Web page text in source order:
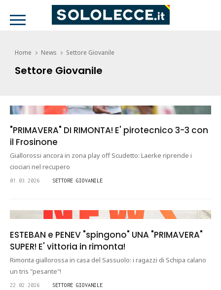
Home News Settore Giovanile
Settore Giovanile
"PRIMAVERA" DI RIMONTA! E' pirotecnico 3-3 con
il Frosinone
Giallorossi ancora in zona play off Scudetto: Laerke riprende i
ciociari nel recupero
01.03.2026 SETTORE GIOVANILE
ESTEBAN e PENEV "spingono" UNA "PRIMAVERA"
SUPER! E' vittoria in rimonta!
Rimonta giallorossa in casa del Sassuolo: i ragazzi di Schipa calano
un tris "pesante"!
22.02.2026 SETTORE GIOVANILE